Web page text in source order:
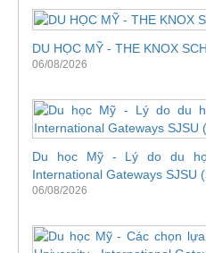
DU HỌC MỸ - THE KNOX
06/08/2026
Du học Mỹ - Lý do du
International Gateways SJSU
06/08/2026